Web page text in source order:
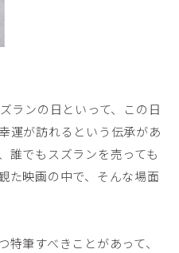
ランの日といって、この日
運が訪れるという伝承があ
誰でもスズランを売っても
た映画の中で、そんな場面
筆すべきことがあって、